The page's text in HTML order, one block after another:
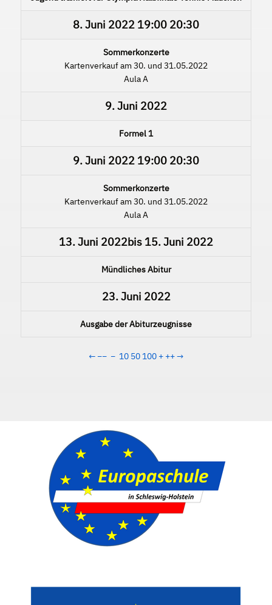
8. Juni 2022 19:00 20:30
Sommerkonzerte
Kartenverkauf am 30. und 31.05.2022
Aula A
9. Juni 2022
Formel 1
9. Juni 2022 19:00 20:30
Sommerkonzerte
Kartenverkauf am 30. und 31.05.2022
Aula A
13. Juni 2022bis 15. Juni 2022
Mündliches Abitur
23. Juni 2022
Ausgabe der Abiturzeugnisse
← −− − 10 50 100 + ++→